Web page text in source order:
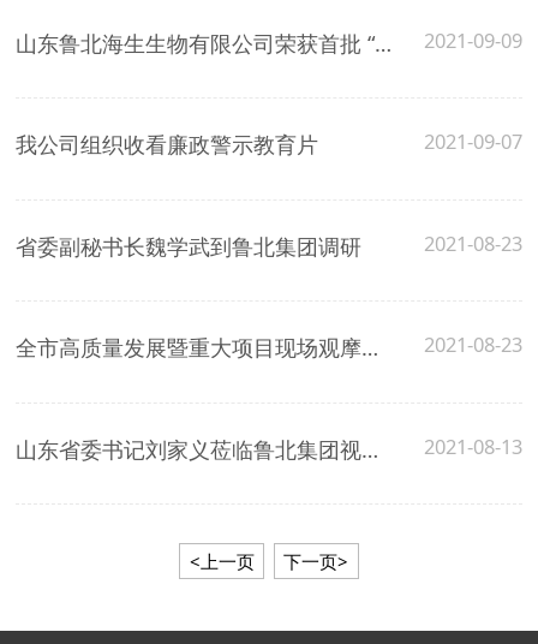
山东鲁北海生生物有限公司荣获首批 “省级绿色工厂” 2021-09-09
我公司组织收看廉政警示教育片 2021-09-07
省委副秘书长魏学武到鲁北集团调研 2021-08-23
全市高质量发展暨重大项目现场观摩会 到我公司观摩 2021-08-23
山东省委书记刘家义莅临鲁北集团视察指导工作 2021-08-13
<上一页 下一页>